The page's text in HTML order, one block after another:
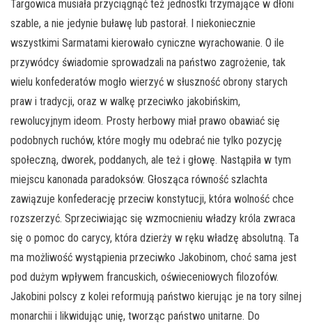
Targowica musiała przyciągnąć też jednostki trzymające w dłoni
szable, a nie jedynie buławę lub pastorał. I niekoniecznie
wszystkimi Sarmatami kierowało cyniczne wyrachowanie. O ile
przywódcy świadomie sprowadzali na państwo zagrożenie, tak
wielu konfederatów mogło wierzyć w słuszność obrony starych
praw i tradycji, oraz w walkę przeciwko jakobińskim,
rewolucyjnym ideom. Prosty herbowy miał prawo obawiać się
podobnych ruchów, które mogły mu odebrać nie tylko pozycję
społeczną, dworek, poddanych, ale też i głowę. Nastąpiła w tym
miejscu kanonada paradoksów. Głosząca równość szlachta
zawiązuje konfederację przeciw konstytucji, która wolność chce
rozszerzyć. Sprzeciwiając się wzmocnieniu władzy króla zwraca
się o pomoc do carycy, która dzierży w ręku władzę absolutną. Ta
ma możliwość wystąpienia przeciwko Jakobinom, choć sama jest
pod dużym wpływem francuskich, oświeceniowych filozofów.
Jakobini polscy z kolei reformują państwo kierując je na tory silnej
monarchii i likwidując unię, tworząc państwo unitarne. Do